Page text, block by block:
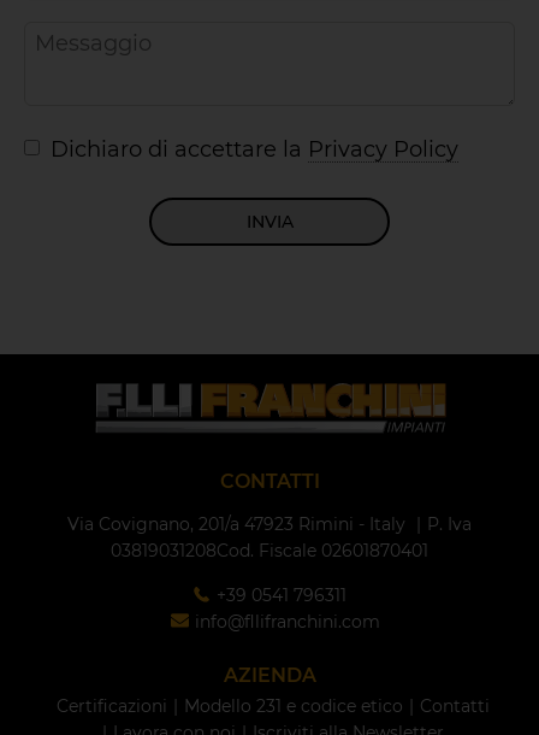
Dichiaro di accettare la Privacy Policy
INVIA
CONTATTI
Via Covignano, 201/a 47923 Rimini - Italy
P. Iva
03819031208Cod. Fiscale 02601870401
+39 0541 796311
info@fllifranchini.com
AZIENDA
Certificazioni Modello 231 e codice etico
Contatti